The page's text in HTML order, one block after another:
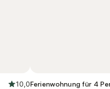
10,0Ferienwohnung für 4